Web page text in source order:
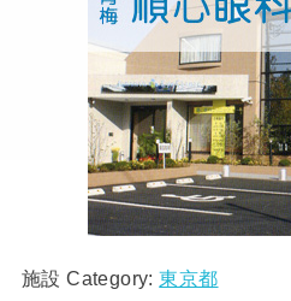
施設 Category:東京都